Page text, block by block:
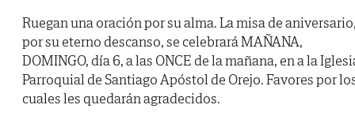
Ruegan una oración por su alma. La misa de
por su eterno descanso, se celebrará MAÑANA,
DOMINGO, día 6, a las ONCE de la mañana, en a la
Parroquial de Santiago Apóstol de Orejo. Favores por
cuales les quedarán agradecidos.